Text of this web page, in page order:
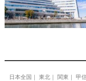
日本全国 東北 関東 甲